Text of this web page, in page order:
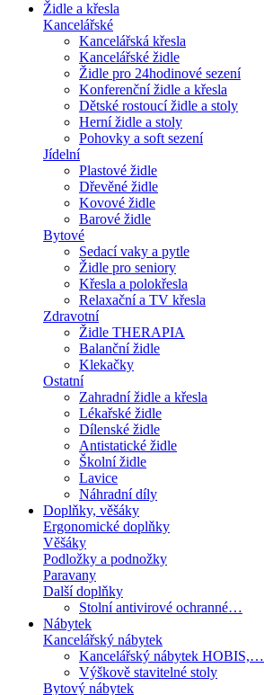
Židle a křesla
Kancelářské
Kancelářská křesla
Kancelářské židle
Židle pro 24hodinové sezení
Konferenční židle a křesla
Dětské rostoucí židle a stoly
Herní židle a stoly
Pohovky a soft sezení
Jídelní
Plastové židle
Dřevěné židle
Kovové židle
Barové židle
Bytové
Sedací vaky a pytle
Židle pro seniory
Křesla a polokřesla
Relaxační a TV křesla
Zdravotní
Židle THERAPIA
Balanční židle
Klekačky
Ostatní
Zahradní židle a křesla
Lékařské židle
Dílenské židle
Antistatické židle
Školní židle
Lavice
Náhradní díly
Doplňky, věšáky
Ergonomické doplňky
Věšáky
Podložky a podnožky
Paravany
Další doplňky
Stolní antivirové ochranné…
Nábytek
Kancelářský nábytek
Kancelářský nábytek HOBIS,…
Výškově stavitelné stoly
Bytový nábytek